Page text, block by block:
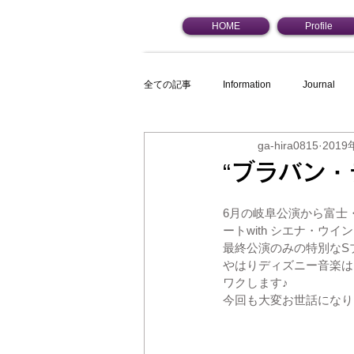
HOME Profile
全ての記事 Information Journal
“ブラバン
ga-hira0815 2019
6月の岐阜公演から富士
ートwith シエナ・ウイ
最終公演のみの特別な
やはりディズニー音楽
ワクします♪
今回も大変お世話にな